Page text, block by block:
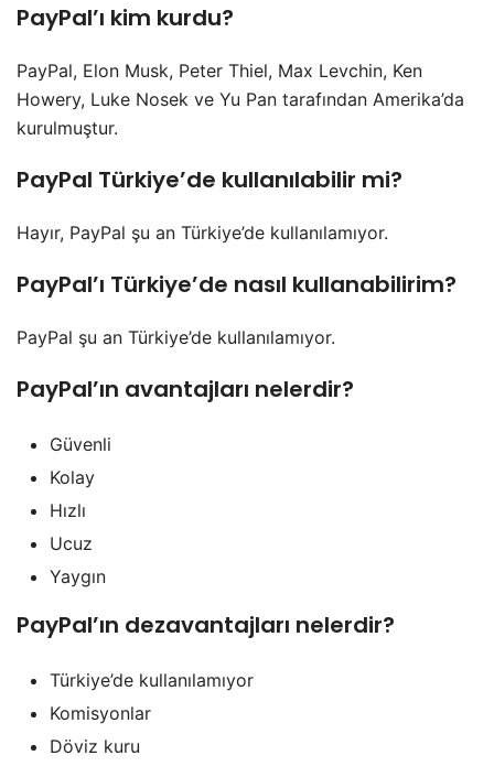
PayPal’ı kim kurdu?
PayPal, Elon Musk, Peter Thiel, Max Levchin, Ken
Howery, Luke Nosek ve Yu Pan tarafından Amerika’da
kurulmuştur.
PayPal Türkiye’de kullanılabilir mi?
Hayır, PayPal şu an Türkiye’de kullanılamıyor.
PayPal’ı Türkiye’de nasıl kullanabilirim?
PayPal şu an Türkiye’de kullanılamıyor.
PayPal’ın avantajları nelerdir?
Güvenli
Kolay
Hızlı
Ucuz
Yaygın
PayPal’ın dezavantajları nelerdir?
Türkiye’de kullanılamıyor
Komisyonlar
Döviz kuru